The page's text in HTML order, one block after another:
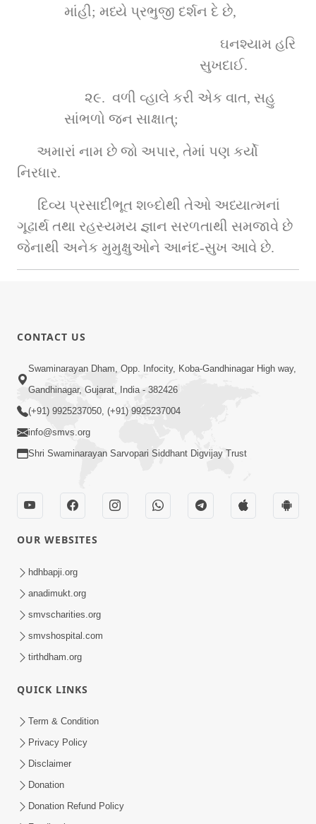
માંહી; મધ્યે પ્રભુજી દર્શન દે છે,
ઘનશ્યામ હરિ
સુખદાઈ.
૨૯.  વળી વ્હાલે કરી એક વાત, સહુ
સાંભળો જન સાક્ષાત્‌;
અમારાં નામ છે જો અપાર, તેમાં પણ કર્યો
નિરધાર.
દિવ્ય પ્રસાદીભૂત શબ્દોથી તેઓ અધ્યાત્મનાં
ગૂઢાર્થ તથા રહસ્યમય જ્ઞાન સરળતાથી સમજાવે છે
જેનાથી અનેક મુમુક્ષુઓને આનંદ-સુખ આવે છે.
CONTACT US
Swaminarayan Dham, Opp. Infocity, Koba-Gandhinagar High way,
Gandhinagar, Gujarat, India - 382426
(+91) 9925237050, (+91) 9925237004
info@smvs.org
Shri Swaminarayan Sarvopari Siddhant Digvijay Trust
OUR WEBSITES
hdhbapji.org
anadimukt.org
smvscharities.org
smvshospital.com
tirthdham.org
QUICK LINKS
Term & Condition
Privacy Policy
Disclaimer
Donation
Donation Refund Policy